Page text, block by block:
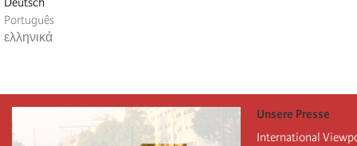
Português
ελληνικά
Unsere Presse
International